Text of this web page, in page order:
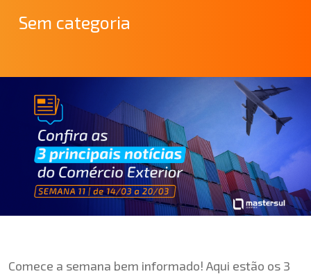
Sem categoria
Comece a semana bem informado! Aqui estão os 3